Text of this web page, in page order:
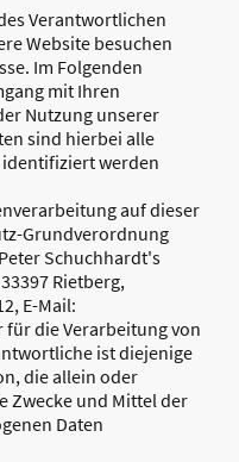
Verantwortlichen
Website besuchen
Im Folgenden
mit Ihren
Nutzung unserer
sind hierbei alle
werden
auf dieser
Grundverordnung
Schuchhardt's
Rietberg,
E-Mail:
für die Verarbeitung von
ist diejenige
die allein oder
Zwecke und Mittel der
Daten